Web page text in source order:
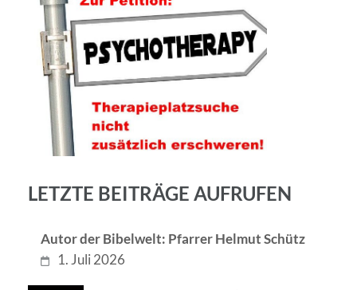
LETZTE BEITRÄGE AUFRUFEN
Autor der Bibelwelt: Pfarrer Helmut Schütz
1. Juli 2026